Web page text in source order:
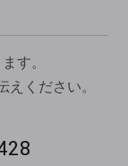
す。
ください。